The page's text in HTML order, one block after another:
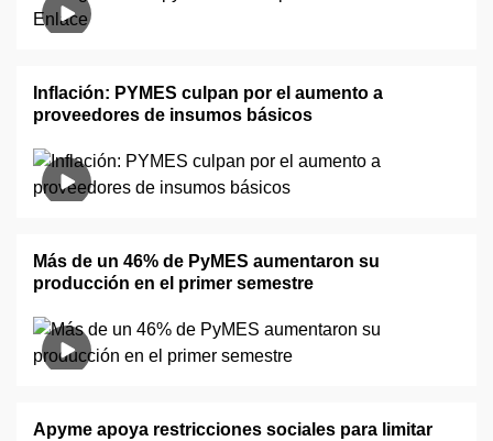
Inflación: PYMES culpan por el aumento a
proveedores de insumos básicos
Más de un 46% de PyMES aumentaron su
producción en el primer semestre
Apyme apoya restricciones sociales para limitar